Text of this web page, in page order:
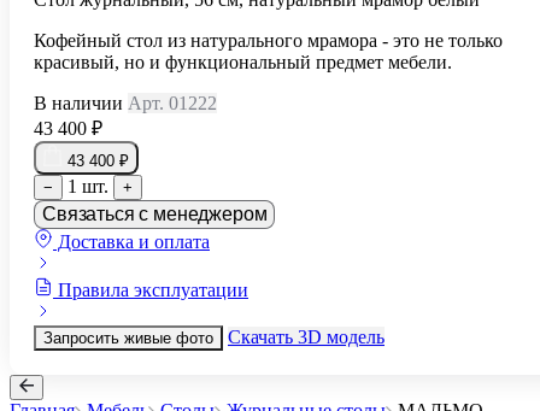
Кофейный стол из натурального мрамора - это не только
красивый, но и функциональный предмет мебели.
В наличии Арт. 01222
43 400 ₽
43 400 ₽
−
1 шт. +
Связаться с менеджером
Доставка и оплата
Правила эксплуатации
Запросить живые фото Скачать 3D модель